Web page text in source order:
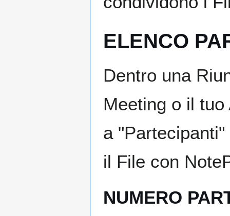
ELENCO
Dentro una
Meeting o il
a
il File con
NUMERO